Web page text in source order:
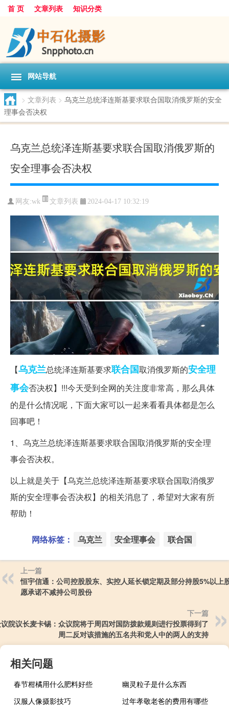
首 页 文章列表 知识分类
网站导航
> 文章列表 > 乌克兰总统泽连斯基要求联合国取消俄罗斯的安全
理事会否决权
乌克兰总统泽连斯基要求联合国取消俄罗斯的
安全理事会否决权
网友:wk 文章列表 2024-04-17 10:32:19
【乌克兰总统泽连斯基要求联合国取消俄罗斯的安全理
事会否决权】!!!今天受到全网的关注度非常高，那么具体
的是什么情况呢，下面大家可以一起来看看具体都是怎么
回事吧！
1、乌克兰总统泽连斯基要求联合国取消俄罗斯的安全理
事会否决权。
以上就是关于【乌克兰总统泽连斯基要求联合国取消俄罗
斯的安全理事会否决权】的相关消息了，希望对大家有所
帮助！
网络标签： 乌克兰 安全理事会 联合国
上一篇
恒宇信通：公司控股股东、实控人延长锁定期及部分持股5%以上
愿承诺不减持公司股份
下一篇
院议长麦卡锡：众议院将于周四对国防拨款规则进行投票得到了
周二反对该措施的五名共和党人中的两人的支持
相关问题
春节柑橘用什么肥料好些
幽灵粒子是什么东西
汉服人像摄影技巧
过年孝敬老爸的费用有哪些